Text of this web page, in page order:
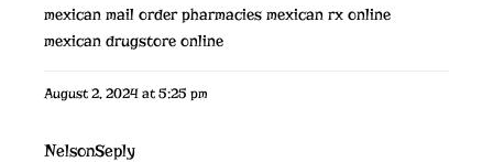
mexican mail order pharmacies mexican rx online
mexican drugstore online
August 2, 2024 at 5:25 pm
NelsonSeply